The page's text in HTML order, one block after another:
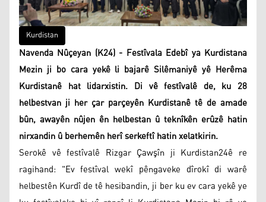
Kurdistan
Navenda Nûçeyan (K24) - Festîvala Edebî ya Kurdistana
Mezin ji bo cara yekê li bajarê Silêmaniyê yê Herêma
Kurdistanê hat lidarxistin. Di vê festîvalê de, ku 28
helbestvan ji her çar parçeyên Kurdistanê tê de amade
bûn, awayên nûjen ên helbestan û teknîkên erûzê hatin
nirxandin û berhemên herî serkeftî hatin xelatkirin.
Serokê vê festîvalê Rizgar Çawşîn ji Kurdistan24ê re
ragihand: "Ev festîval wekî pêngaveke dîrokî di warê
helbestên Kurdî de tê hesibandin, ji ber ku ev cara yekê ye